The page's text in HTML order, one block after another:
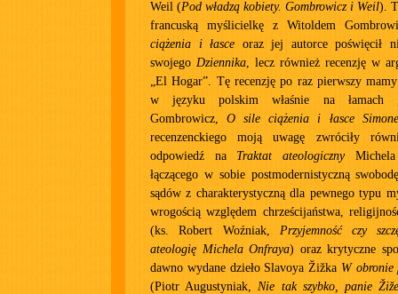
Weil (Pod władzą kobiety. Gombrowicz i Weil).
francuską myślicielkę z Witoldem
ciążenia i łasce oraz jej autorce poświęcił
swojego Dziennika, lecz również recenzję w
„El Hogar”. Tę recenzję po raz pierwszy
w języku polskim właśnie na łamach
Gombrowicz,O sile ciążenia i łasce
recenzenckiego moją uwagę zwróciły
odpowiedź na Traktat ateologicznyMichela
łączącego w sobie postmodernistyczną
sądów z charakterystyczną dla pewnego typu
wrogością względem chrześcijaństwa,
(ks. Robert Woźniak, Przyjemność czy
ateologię Michela Onfraya) oraz krytyczne
dawno wydane dzieło Slavoya Žižka W obronie
(Piotr Augustyniak,Nie tak szybko, panie